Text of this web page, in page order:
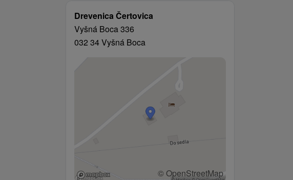
Drevenica Čertovica
Vyšná Boca 336
032 34 Vyšná Boca
© OpenStreetMap